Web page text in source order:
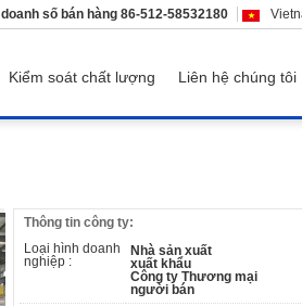
doanh số bán hàng 86-512-58532180
Kiểm soát chất lượng
Liên hệ chúng tôi
Thông tin công ty:
Loại hình doanh
nghiệp :
Nhà sản xuất
xuất khẩu
Công ty Thương mại
người bán